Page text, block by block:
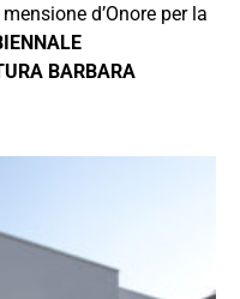
d’Onore per la
BARBARA